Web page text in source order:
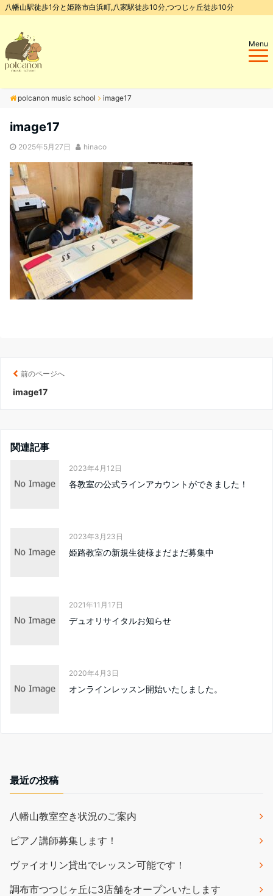
八幡山駅徒歩1分と姫路市白浜町,八家駅徒歩10分,つつじヶ丘徒歩10分
Menu
polcanon music school image17
image17
2025年5月27日 hinaco
前のページへ
image17
関連記事
2023年4月12日
各教室の公式ラインアカウントができました！
2023年3月23日
姫路教室の新規生徒様まだまだ募集中
2021年11月17日
デュオリサイタルお知らせ
2020年4月3日
オンラインレッスン開始いたしました。
最近の投稿
八幡山教室空き状況のご案内
ピアノ講師募集します！
ヴァイオリン貸出でレッスン可能です！
調布市つつじヶ丘に3店舗をオープンいたします